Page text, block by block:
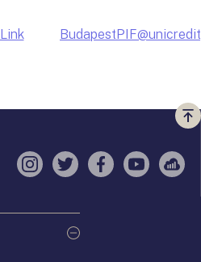
Link
a
Instagram
TwitterFacebook
YouTube